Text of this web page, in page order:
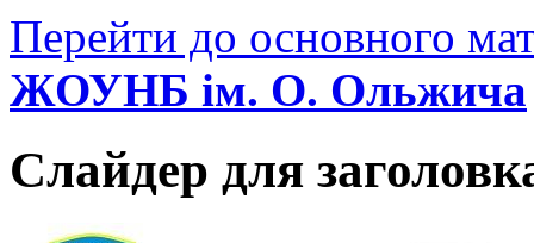
Перейти до основного
ЖОУНБ ім. О. Ольжича
Слайдер для